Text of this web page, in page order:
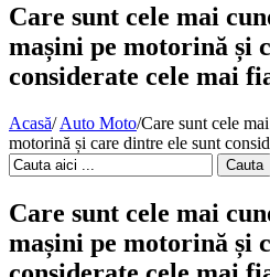
Care sunt cele mai
mașini pe motorină și
considerate cele mai
Acasă/ Auto Moto/Care sunt cele
motorină și care dintre ele sunt
Cauta
Care sunt cele mai
mașini pe motorină și